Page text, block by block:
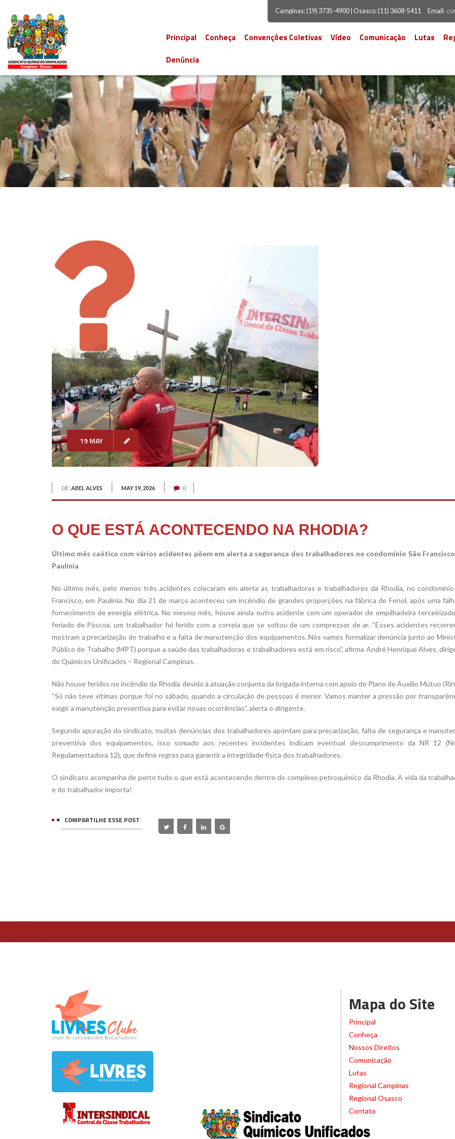
Campinas: (19) 3735-4900 | Osasco: (11) 3608-5411 Email:
Principal Conheça Convenções Coletivas Vídeo Comunicação Lutas
Denúncia
19 MAY
DE: ABEL ALVES MAY 19, 2026 0
O QUE ESTÁ ACONTECENDO NA RHODIA?
Último mês caótico com vários acidentes põem em alerta a segurança dos trabalhadores no condomínio São
Paulínia
No último mês, pelo menos três acidentes colocaram em alerta as trabalhadoras e trabalhadores da Rhodia, no condomínio
Francisco, em Paulínia. No dia 21 de março aconteceu um incêndio de grandes proporções na fábrica de Fenol, após uma
fornecimento de energia elétrica. No mesmo mês, houve ainda outro acidente com um operador de empilhadeira
feriado de Páscoa, um trabalhador foi ferido com a correia que se soltou de um compressor de ar. “Esses acidentes
mostram a precarização do trabalho e a falta de manutenção dos equipamentos. Nós vamos formalizar denúncia junto ao
Público do Trabalho (MPT) porque a saúde das trabalhadoras e trabalhadores está em risco”, afirma André Henrique Alves,
do Químicos Unificados – Regional Campinas.
Não houve feridos no incêndio da Rhodia devido à atuação conjunta da brigada interna com apoio do Plano de Auxílio Mútuo
“Só não teve vítimas porque foi no sábado, quando a circulação de pessoas é menor. Vamos manter a pressão por
exigir a manutenção preventiva para evitar novas ocorrências”, alerta o dirigente.
Segundo apuração do sindicato, muitas denúncias dos trabalhadores apontam para precarização, falta de segurança e
preventiva dos equipamentos, isso somado aos recentes incidentes indicam eventual descumprimento da NR 12
Regulamentadora 12), que define regras para garantir a integridade física dos trabalhadores.
O sindicato acompanha de perto tudo o que está acontecendo dentro do complexo petroquímico da Rhodia. A vida da
e do trabalhador importa!
COMPARTILHE ESSE POST
TESTE
Mapa do Site
Principal
Conheça
Nossos Direitos
Comunicação
Lutas
Regional Campinas
Regional Osasco
Contato